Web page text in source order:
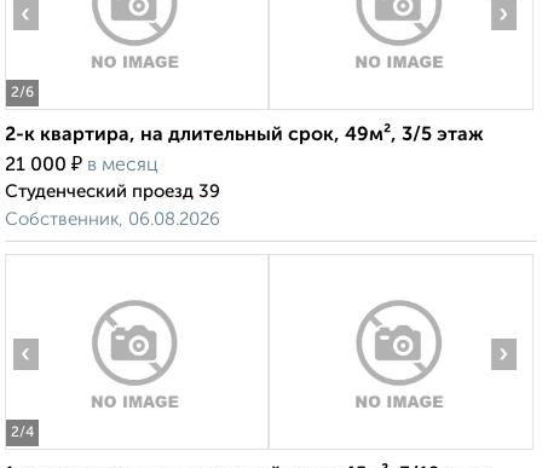
2/6
‹ ›
2-к квартира, на длительный срок, 49м², 3/5 этаж
21 000 ₽ в месяц
Студенческий проезд 39
Собственник, 06.08.2026
2/4
‹ ›